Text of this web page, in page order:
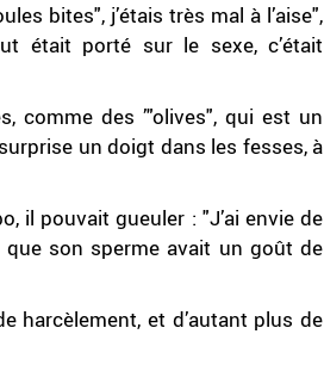
bites", j’étais très mal à l’aise",
était porté sur le sexe, c’était
comme des ’"olives", qui est un
un doigt dans les fesses, à
il pouvait gueuler : "J’ai envie de
son sperme avait un goût de
harcèlement, et d’autant plus de